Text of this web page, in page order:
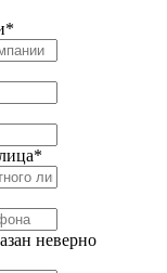
неверно